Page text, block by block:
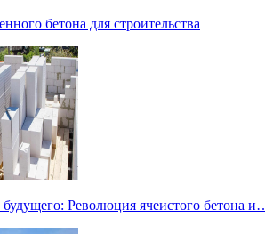
бетона для строительства
будущего: Революция ячеистого бетона